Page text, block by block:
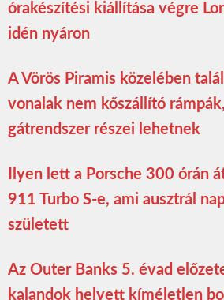
órakészítési kiállítása végre
idén nyáron
A Vörös Piramis közelében
vonalak nem kőszállító
gátrendszer részei lehetnek
Ilyen lett a Porsche 300 órán
911 Turbo S-e, ami ausztrál
született
Az Outer Banks 5. évad
kalandok helyett kíméletlen